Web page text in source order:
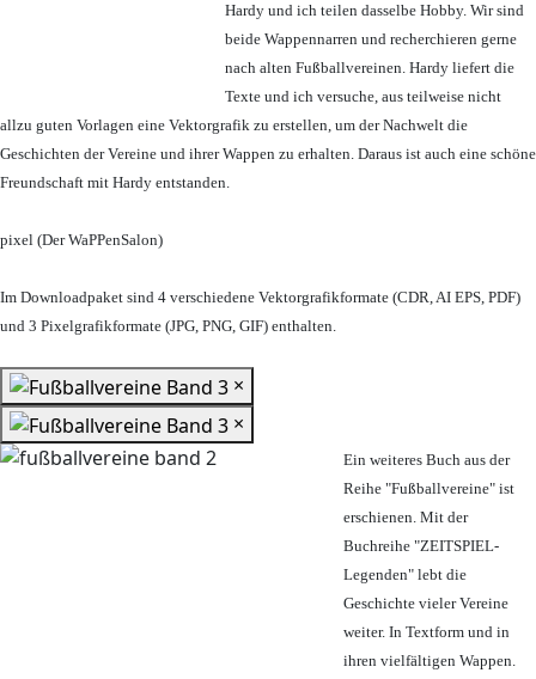
Hardy und ich teilen dasselbe Hobby. Wir sind
beide Wappennarren und recherchieren gerne
nach alten Fußballvereinen. Hardy liefert die
Texte und ich versuche, aus teilweise nicht
allzu guten Vorlagen eine Vektorgrafik zu erstellen, um der Nachwelt die
Geschichten der Vereine und ihrer Wappen zu erhalten. Daraus ist auch eine schöne
Freundschaft mit Hardy entstanden.
pixel (Der WaPPenSalon)
Im Downloadpaket sind 4 verschiedene Vektorgrafikformate (CDR, AI EPS, PDF)
und 3 Pixelgrafikformate (JPG, PNG, GIF) enthalten.
×
×
Ein weiteres Buch aus der
Reihe "Fußballvereine" ist
erschienen. Mit der
Buchreihe "ZEITSPIEL-
Legenden" lebt die
Geschichte vieler Vereine
weiter. In Textform und in
ihren vielfältigen Wappen.